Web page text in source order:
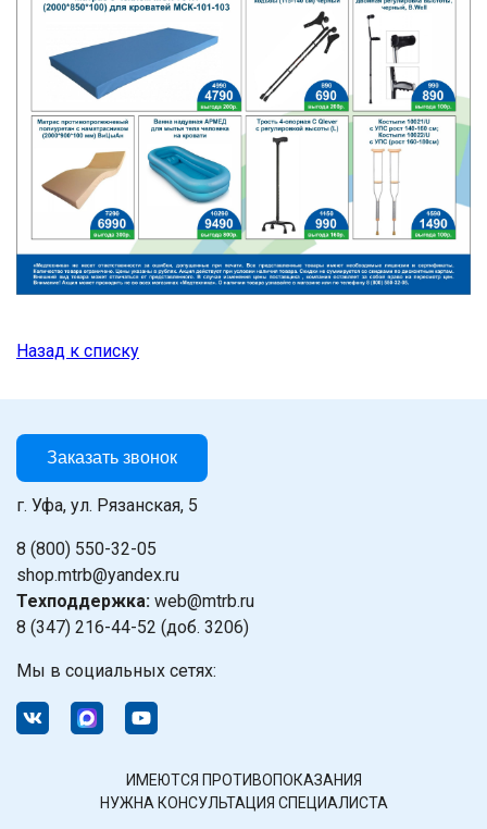
Назад к списку
Заказать звонок
г. Уфа, ул. Рязанская, 5
8 (800) 550-32-05
shop.mtrb@yandex.ru
Техподдержка: web@mtrb.ru
8 (347) 216-44-52 (доб. 3206)
Мы в социальных сетях:
ИМЕЮТСЯ ПРОТИВОПОКАЗАНИЯ
НУЖНА КОНСУЛЬТАЦИЯ СПЕЦИАЛИСТА